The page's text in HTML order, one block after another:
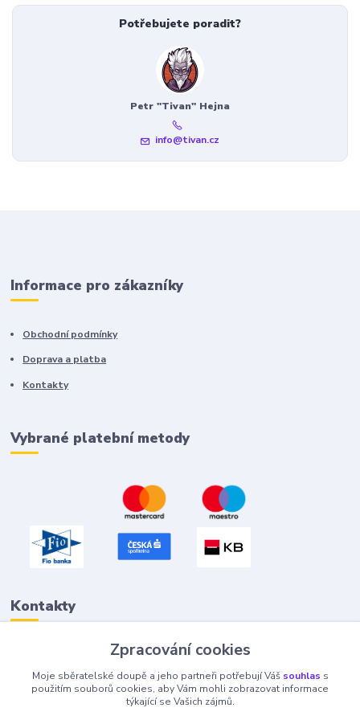
Potřebujete poradit?
Petr "Tivan" Hejna
info@tivan.cz
Informace pro zákazníky
Obchodní podmínky
Doprava a platba
Kontakty
Vybrané platební metody
Kontakty
info@tivan.cz
Zpracování cookies
Moje sběratelské doupě a jeho partneři potřebují Váš souhlas s
použitím souborů cookies, aby Vám mohli zobrazovat informace
týkající se Vašich zájmů.